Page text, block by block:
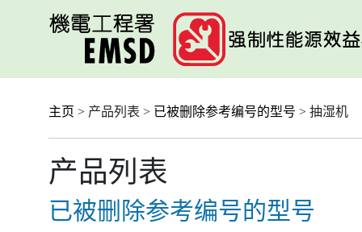
主页 > 产品列表 > 已被删除参考编号的型号 > 抽湿机
产品列表
已被删除参考编号的型号